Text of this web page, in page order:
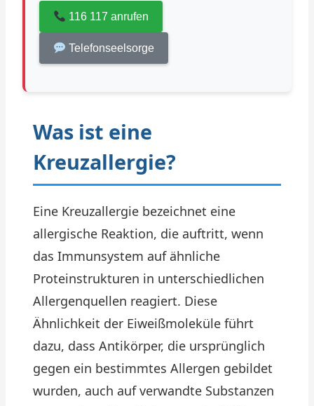
116 117 anrufen
Telefonseelsorge
Was ist eine
Kreuzallergie?
Eine Kreuzallergie bezeichnet eine
allergische Reaktion, die auftritt, wenn
das Immunsystem auf ähnliche
Proteinstrukturen in unterschiedlichen
Allergenquellen reagiert. Diese
Ähnlichkeit der Eiweißmoleküle führt
dazu, dass Antikörper, die ursprünglich
gegen ein bestimmtes Allergen gebildet
wurden, auch auf verwandte Substanzen